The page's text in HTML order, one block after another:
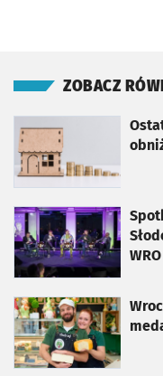
ZOBACZ
otworzy się w nowej
otworzy się w nowej
otworzy się w nowej